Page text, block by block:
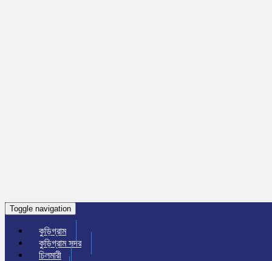
Toggle navigation
কুড়িগ্রাম
কুড়িগ্রাম সদর
চিলমারী